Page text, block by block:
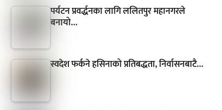
पर्यटन प्रवर्द्धनका लागि ललितपुर महानगरले
बनायो…
स्वदेश फर्कने हसिनाको प्रतिबद्धता, निर्वासनबाटै…